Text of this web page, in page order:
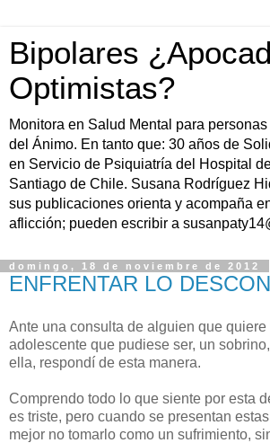
Bipolares
Optimistas?
Monitora en Salud Mental para
del Ánimo. En tanto que: 30 años de
en Servicio de Psiquiatría del Hospital
Santiago de Chile. Susana Rodríguez
sus publicaciones orienta y acompaña
aflicción; pueden escribir a
domingo, 18 de noviembre de 2012
ENFRENTAR LO
Ante una consulta de alguien que quiere
adolescente que pudiese ser, un
ella, respondí de esta manera.
Comprendo todo lo que siente por esta
es triste, pero cuando se presentan
mejor no tomarlo como un sufrimiento,